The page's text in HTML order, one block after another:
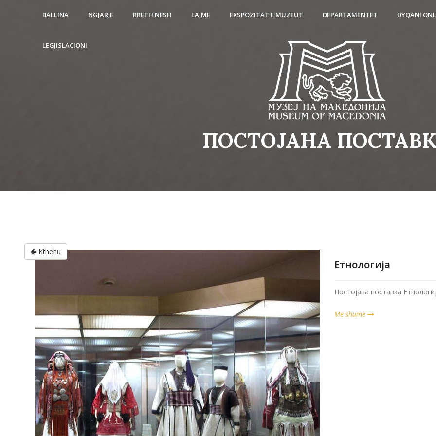
Kthehu
BALLINA NGJARJE RRETH NESH LAJME EKSPOZITAT E MUZEUT DEPARTAMENTET DYQANI
LEGJISLACIONI
ПОСТОЈАНА
Етнологија
Постојана поставка
Më shumë